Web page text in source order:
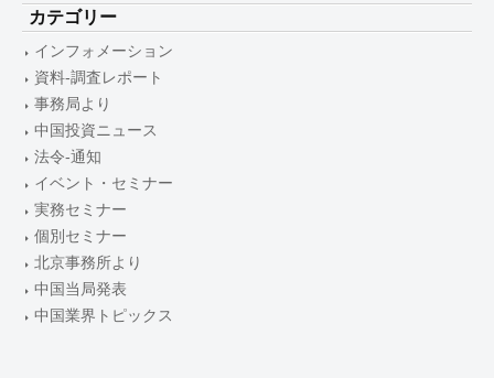
カテゴリー
インフォメーション
資料-調査レポート
事務局より
中国投資ニュース
法令-通知
イベント・セミナー
実務セミナー
個別セミナー
北京事務所より
中国当局発表
中国業界トピックス